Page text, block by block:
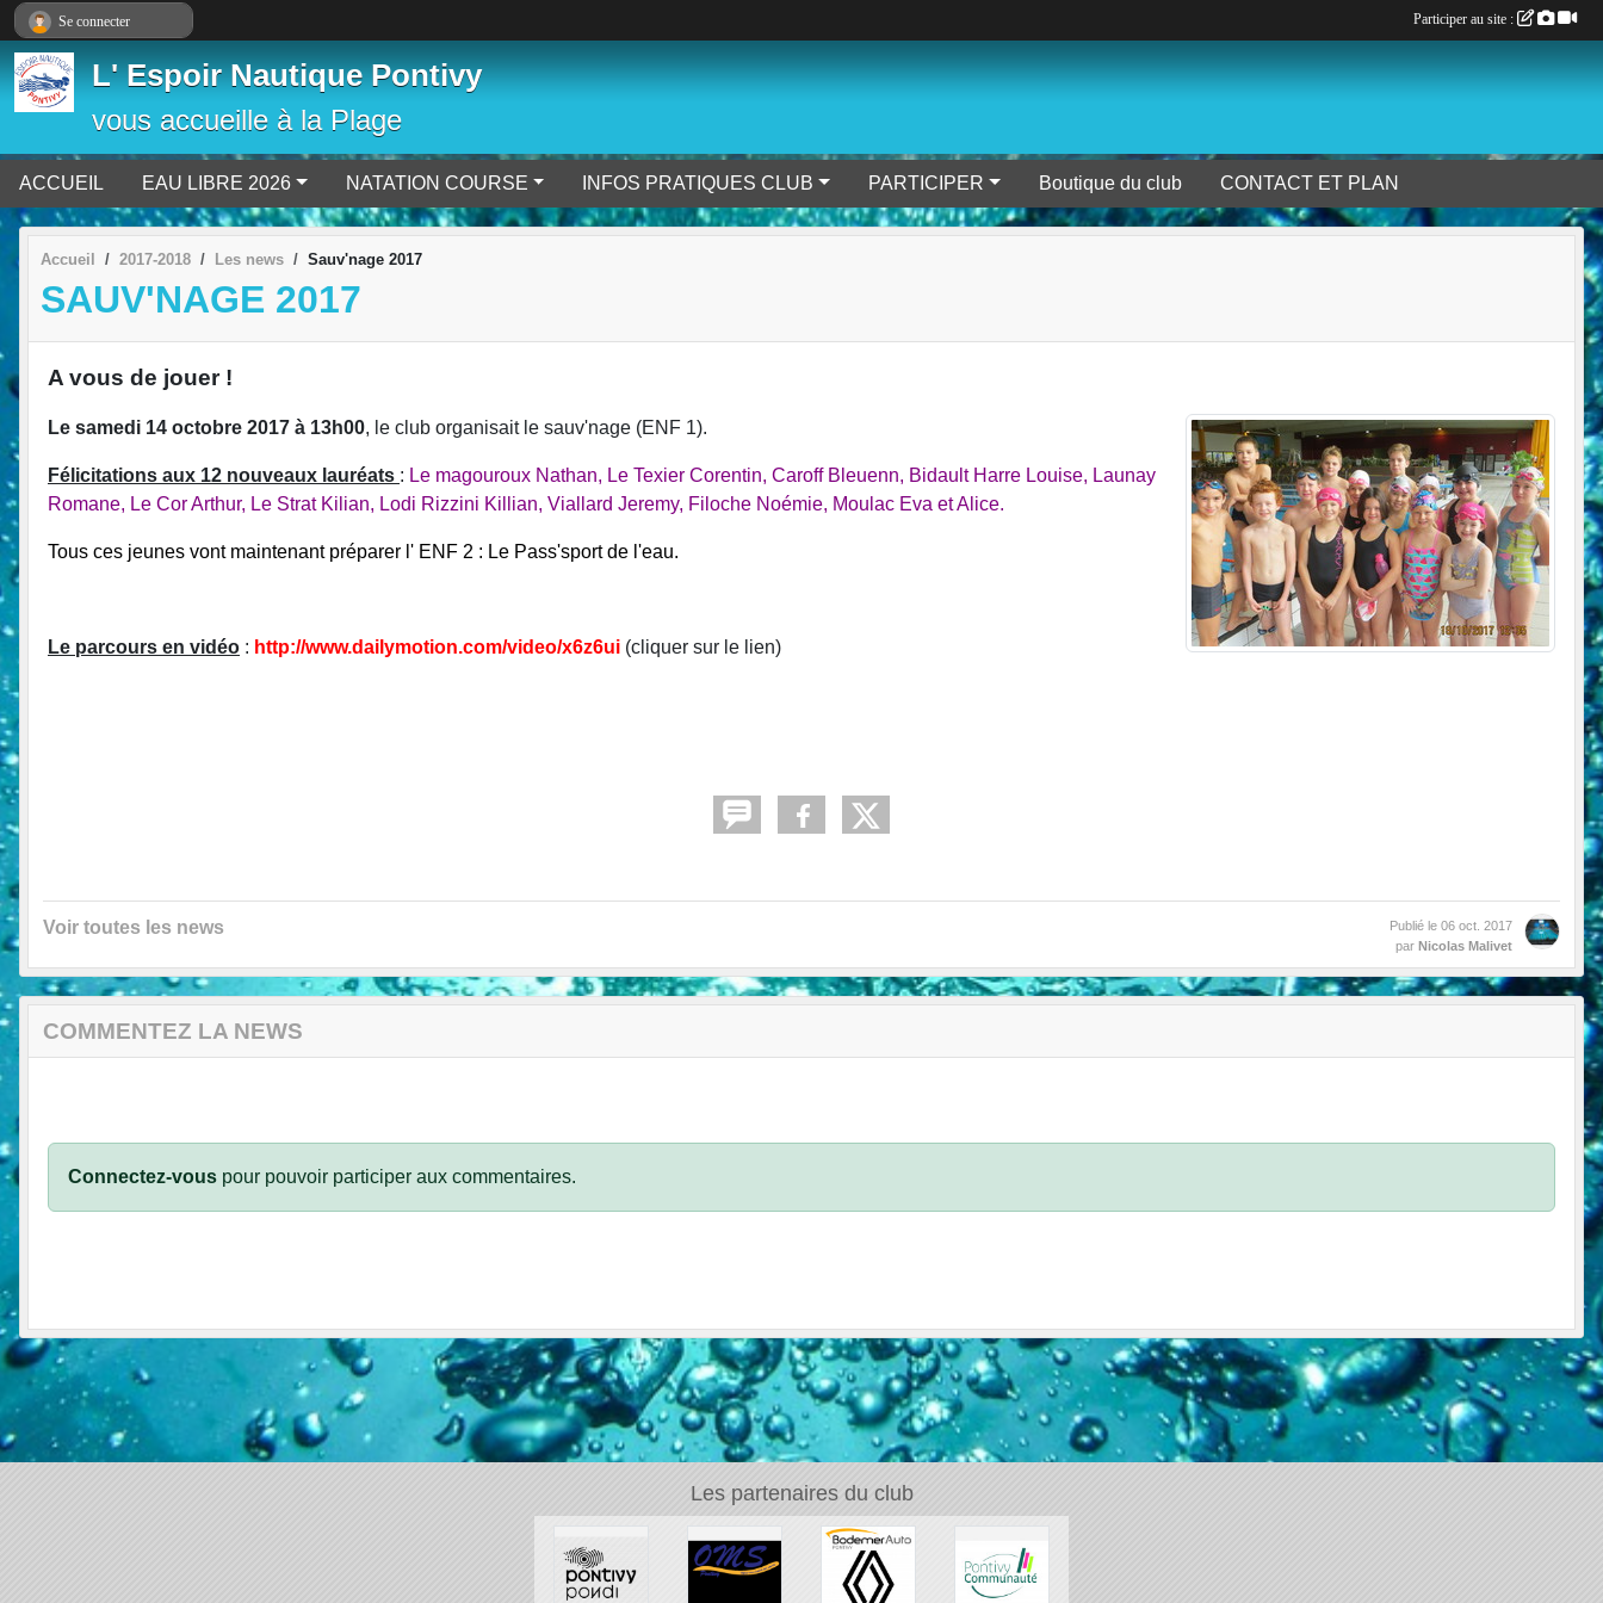
L' Espoir Nautique Pontivy
vous accueille à la Plage
ACCUEIL EAU LIBRE 2026 NATATION COURSE INFOS PRATIQUES CLUB PARTICIPER Boutique du club CONTACT ET PLAN
Accueil 2017-2018 Les news Sauv'nage 2017
SAUV'NAGE 2017
A vous de jouer !
Le samedi 14 octobre 2017 à 13h00, le club organisait le sauv'nage (ENF 1).
Félicitations aux 12 nouveaux lauréats : Le magouroux Nathan, Le Texier Corentin, Caroff Bleuenn, Bidault Harre Louise, Launay
Romane, Le Cor Arthur, Le Strat Kilian, Lodi Rizzini Killian, Viallard Jeremy, Filoche Noémie, Moulac Eva et Alice.
Tous ces jeunes vont maintenant préparer l' ENF 2 : Le Pass'sport de l'eau.
Le parcours en vidéo : http://www.dailymotion.com/video/x6z6ui (cliquer sur le lien)
Voir toutes les news Publié le 06 oct. 2017
par Nicolas Malivet
COMMENTEZ LA NEWS
Connectez-vous pour pouvoir participer aux commentaires.
Les partenaires du club
Se connecter Participer au site :
Panneau de gestion des cookies